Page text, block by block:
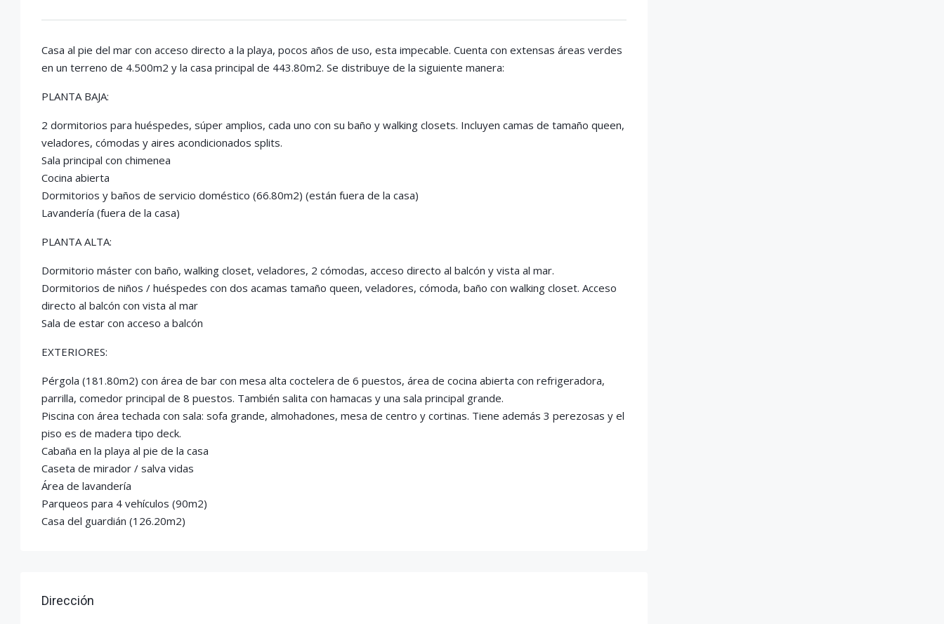
Casa al pie del mar con acceso directo a la playa, pocos años de uso, esta impecable. Cuenta con extensas áreas verdes
en un terreno de 4.500m2 y la casa principal de 443.80m2. Se distribuye de la siguiente manera:
PLANTA BAJA:
2 dormitorios para huéspedes, súper amplios, cada uno con su baño y walking closets. Incluyen camas de tamaño queen,
veladores, cómodas y aires acondicionados splits.
Sala principal con chimenea
Cocina abierta
Dormitorios y baños de servicio doméstico (66.80m2) (están fuera de la casa)
Lavandería (fuera de la casa)
PLANTA ALTA:
Dormitorio máster con baño, walking closet, veladores, 2 cómodas, acceso directo al balcón y vista al mar.
Dormitorios de niños / huéspedes con dos acamas tamaño queen, veladores, cómoda, baño con walking closet. Acceso
directo al balcón con vista al mar
Sala de estar con acceso a balcón
EXTERIORES:
Pérgola (181.80m2) con área de bar con mesa alta coctelera de 6 puestos, área de cocina abierta con refrigeradora,
parrilla, comedor principal de 8 puestos. También salita con hamacas y una sala principal grande.
Piscina con área techada con sala: sofa grande, almohadones, mesa de centro y cortinas. Tiene además 3 perezosas y el
piso es de madera tipo deck.
Cabaña en la playa al pie de la casa
Caseta de mirador / salva vidas
Área de lavandería
Parqueos para 4 vehículos (90m2)
Casa del guardián (126.20m2)
Dirección